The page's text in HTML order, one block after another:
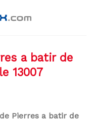
a batir de
13007
Pierres a batir de